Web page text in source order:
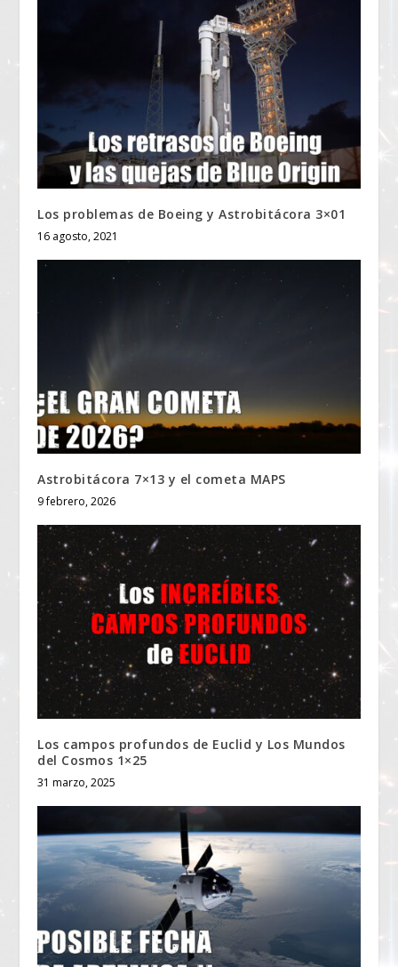
Los problemas de Boeing y Astrobitácora 3×01
16 agosto, 2021
Astrobitácora 7×13 y el cometa MAPS
9 febrero, 2026
Los campos profundos de Euclid y Los Mundos
del Cosmos 1×25
31 marzo, 2025